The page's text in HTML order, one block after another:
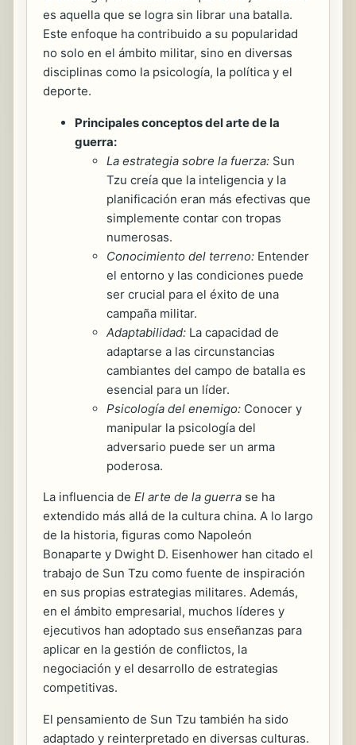
es aquella que se logra sin librar una batalla.
Este enfoque ha contribuido a su popularidad
no solo en el ámbito militar, sino en diversas
disciplinas como la psicología, la política y el
deporte.
Principales conceptos del arte de la
guerra:
La estrategia sobre la fuerza: Sun
Tzu creía que la inteligencia y la
planificación eran más efectivas que
simplemente contar con tropas
numerosas.
Conocimiento del terreno: Entender
el entorno y las condiciones puede
ser crucial para el éxito de una
campaña militar.
Adaptabilidad: La capacidad de
adaptarse a las circunstancias
cambiantes del campo de batalla es
esencial para un líder.
Psicología del enemigo: Conocer y
manipular la psicología del
adversario puede ser un arma
poderosa.
La influencia de El arte de la guerra se ha
extendido más allá de la cultura china. A lo largo
de la historia, figuras como Napoleón
Bonaparte y Dwight D. Eisenhower han citado el
trabajo de Sun Tzu como fuente de inspiración
en sus propias estrategias militares. Además,
en el ámbito empresarial, muchos líderes y
ejecutivos han adoptado sus enseñanzas para
aplicar en la gestión de conflictos, la
negociación y el desarrollo de estrategias
competitivas.
El pensamiento de Sun Tzu también ha sido
adaptado y reinterpretado en diversas culturas.